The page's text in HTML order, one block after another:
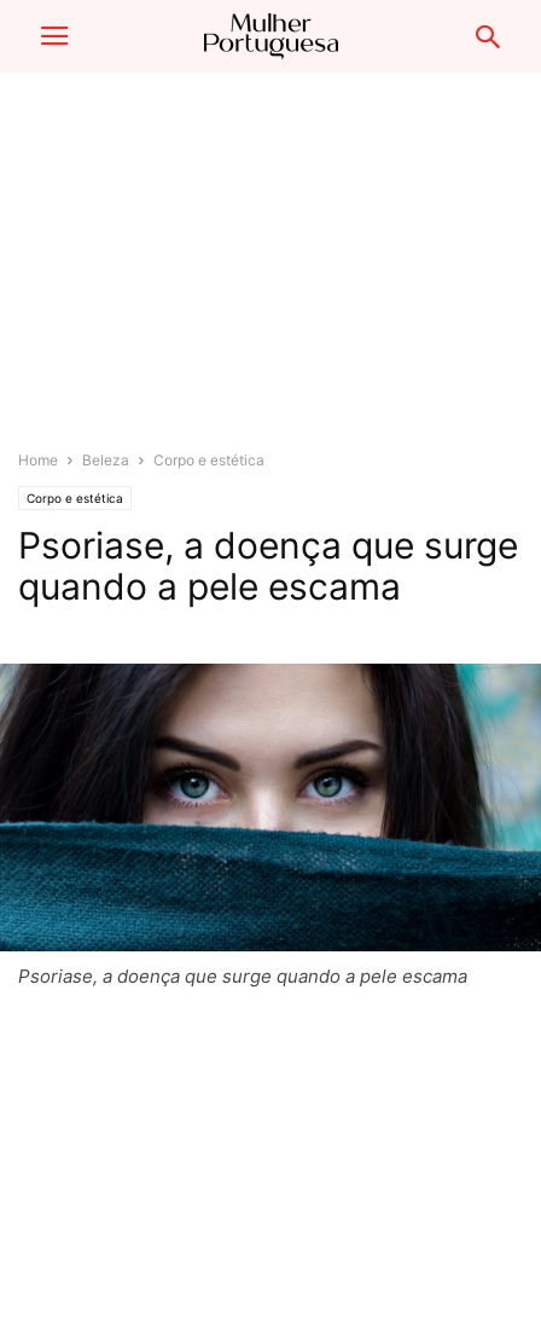
Home Beleza Corpo e estética
Corpo e estética
Psoriase, a doença que surge
quando a pele escama
Psoriase, a doença que surge quando a pele escama